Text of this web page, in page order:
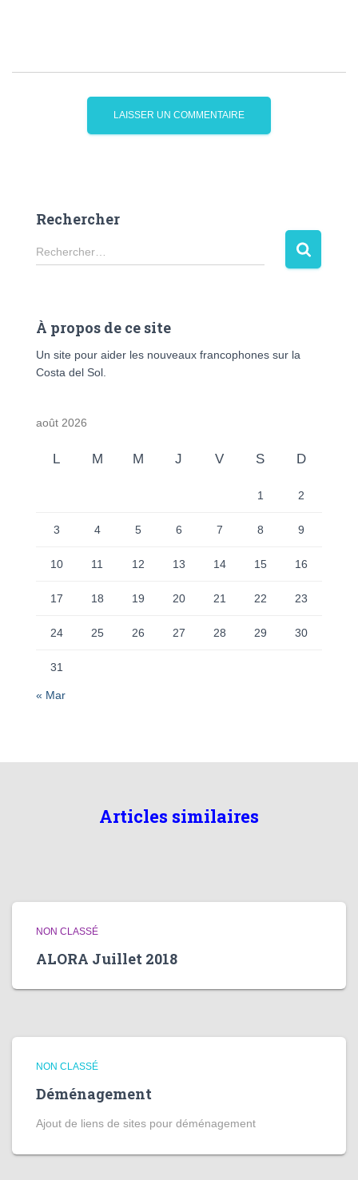
Rechercher
R
e
r
e
Rechercher…
À propos de ce site
Un site pour aider les nouveaux francophones sur la
Costa del Sol.
août 2026
L M M J V S D
1 2
3 4 5 6 7 8 9
10 11 12 13 14 15 16
17 18 19 20 21 22 23
24 25 26 27 28 29 30
31
« Mar
Articles similaires
NON CLASSÉ
ALORA Juillet 2018
NON CLASSÉ
Déménagement
Ajout de liens de sites pour déménagement